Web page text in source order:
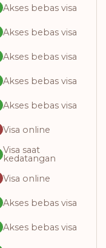
Akses bebas visa
Akses bebas visa
Akses bebas visa
Akses bebas visa
Akses bebas visa
Visa online
Visa saat
kedatangan
Visa online
Akses bebas visa
Akses bebas visa